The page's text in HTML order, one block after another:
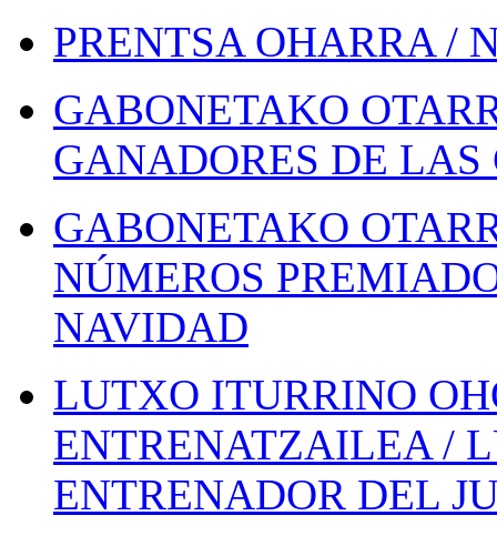
PRENTSA OHARRA /
GABONETAKO
GANADORES DE
GABONETAKO
NÚMEROS
NAVIDAD
LUTXO ITURRINO
ENTRENATZAILEA /
ENTRENADOR DEL